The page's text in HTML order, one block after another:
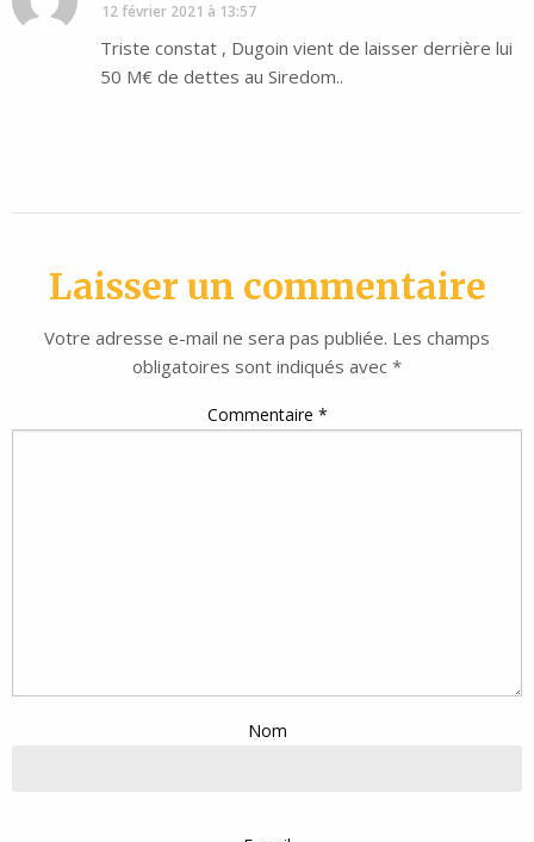
12 février 2021 à 13:57
Triste constat , Dugoin vient de laisser derrière lui
50 M€ de dettes au Siredom..
Laisser un commentaire
Votre adresse e-mail ne sera pas publiée. Les champs
obligatoires sont indiqués avec *
Commentaire *
Nom